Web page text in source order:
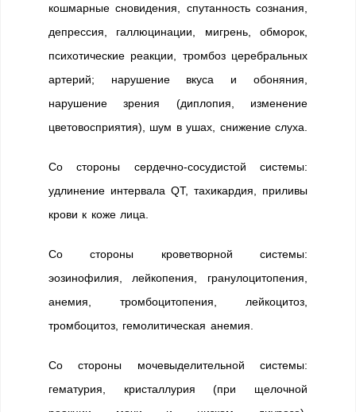
кошмарные сновидения, спутанность сознания,
депрессия, галлюцинации, мигрень, обморок,
психотические реакции, тромбоз церебральных
артерий; нарушение вкуса и обоняния,
нарушение зрения (диплопия, изменение
цветовосприятия), шум в ушах, снижение слуха.
Со стороны сердечно-сосудистой системы:
удлинение интервала QT, тахикардия, приливы
крови к коже лица.
Со стороны кроветворной системы:
эозинофилия, лейкопения, гранулоцитопения,
анемия, тромбоцитопения, лейкоцитоз,
тромбоцитоз, гемолитическая анемия.
Со стороны мочевыделительной системы:
гематурия, кристаллурия (при щелочной